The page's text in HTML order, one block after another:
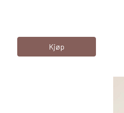
Kjøp